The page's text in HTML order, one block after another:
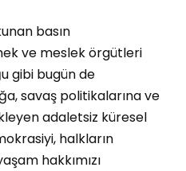
basın
ve meslek örgütleri
gibi bugün de
savaş politikalarına ve
adaletsiz küresel
halkların
hakkımızı